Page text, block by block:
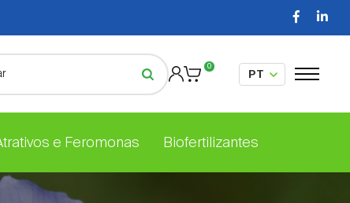
0
e Feromonas Biofertilizantes